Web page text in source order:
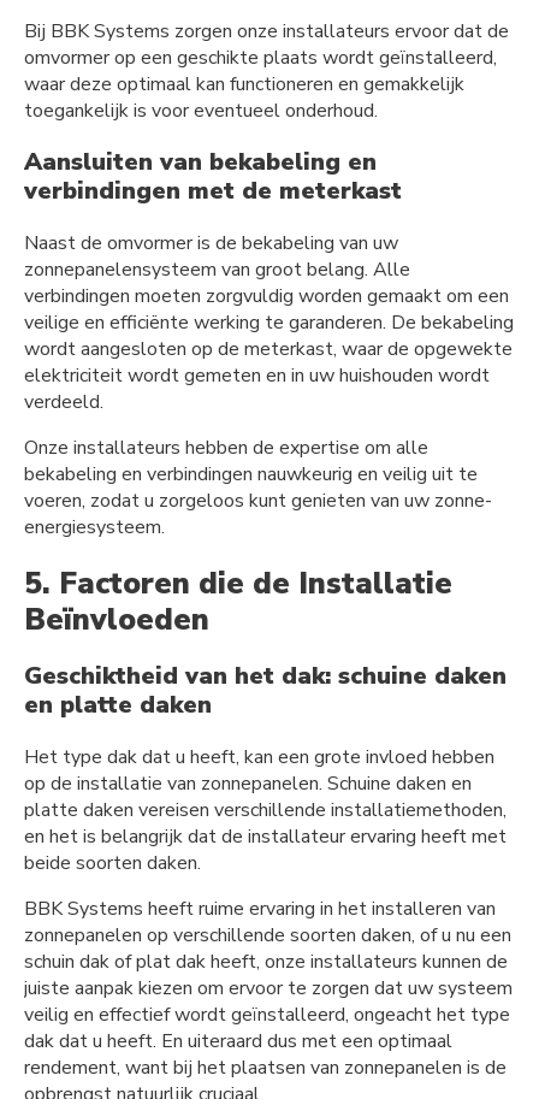
Bij BBK Systems zorgen onze installateurs ervoor dat de
omvormer op een geschikte plaats wordt geïnstalleerd,
waar deze optimaal kan functioneren en gemakkelijk
toegankelijk is voor eventueel onderhoud.
Aansluiten van bekabeling en
verbindingen met de meterkast
Naast de omvormer is de bekabeling van uw
zonnepanelensysteem van groot belang. Alle
verbindingen moeten zorgvuldig worden gemaakt om een
veilige en efficiënte werking te garanderen. De bekabeling
wordt aangesloten op de meterkast, waar de opgewekte
elektriciteit wordt gemeten en in uw huishouden wordt
verdeeld.
Onze installateurs hebben de expertise om alle
bekabeling en verbindingen nauwkeurig en veilig uit te
voeren, zodat u zorgeloos kunt genieten van uw zonne-
energiesysteem.
5. Factoren die de Installatie
Beïnvloeden
Geschiktheid van het dak: schuine daken
en platte daken
Het type dak dat u heeft, kan een grote invloed hebben
op de installatie van zonnepanelen. Schuine daken en
platte daken vereisen verschillende installatiemethoden,
en het is belangrijk dat de installateur ervaring heeft met
beide soorten daken.
BBK Systems heeft ruime ervaring in het installeren van
zonnepanelen op verschillende soorten daken, of u nu een
schuin dak of plat dak heeft, onze installateurs kunnen de
juiste aanpak kiezen om ervoor te zorgen dat uw systeem
veilig en effectief wordt geïnstalleerd, ongeacht het type
dak dat u heeft. En uiteraard dus met een optimaal
rendement, want bij het plaatsen van zonnepanelen is de